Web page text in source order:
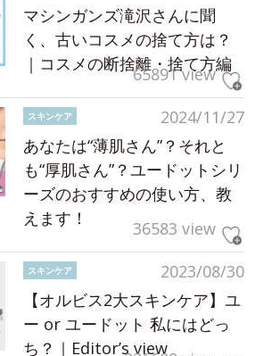
マシンガンズ滝沢さんに聞
く、古いコスメの捨て方は？
｜コスメの断捨離・捨て方編
65891 view
2024/11/27
スキンケア
あなたは“薄肌さん”？それと
も“厚肌さん”？ユードットシリ
ーズのおすすめの使い方、教
えます！
36583 view
2023/08/30
スキンケア
【オルビス2大スキンケア】ユ
ー or ユードット 私にはどっ
ち？｜Editor’s view